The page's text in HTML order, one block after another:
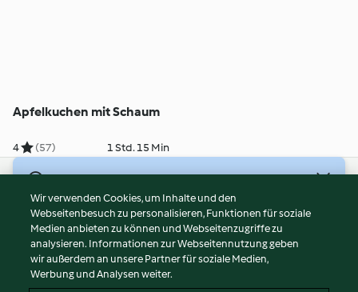
Apfelkuchen mit Schaum
4 (57) 1 Std. 15 Min
Nutzungsbedingungen
Datenschutzrichtlinien
Disclaimer
Impressum
Wir verwenden Cookies, um Inhalte und den
Webseitenbesuch zu personalisieren, Funktionen für soziale
Medien anbieten zu können und Webseitenzugriffe zu
analysieren. Informationen zur Webseitennutzung geben
wir außerdem an unsere Partner für soziale Medien,
Werbung und Analysen weiter.